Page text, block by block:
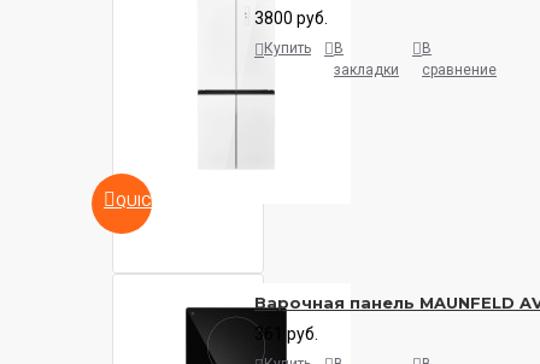
QUICKVIEW
3800 руб.
Купить
В
закладки
В
сравнение
Варочная панель MAUNFELD
361 руб.